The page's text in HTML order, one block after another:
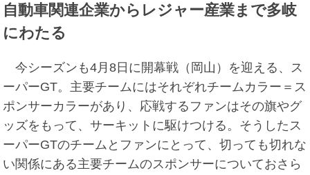
自動車関連企業からレジャー産業まで多岐
にわたる
今シーズンも4月8日に開幕戦（岡山）を迎える、ス
ーパーGT。主要チームにはそれぞれチームカラー＝ス
ポンサーカラーがあり、応戦するファンはその旗やグ
ッズをもって、サーキットに駆けつける。そうしたス
ーパーGTのチームとファンにとって、切っても切れな
い関係にある主要チームのスポンサーについておさら